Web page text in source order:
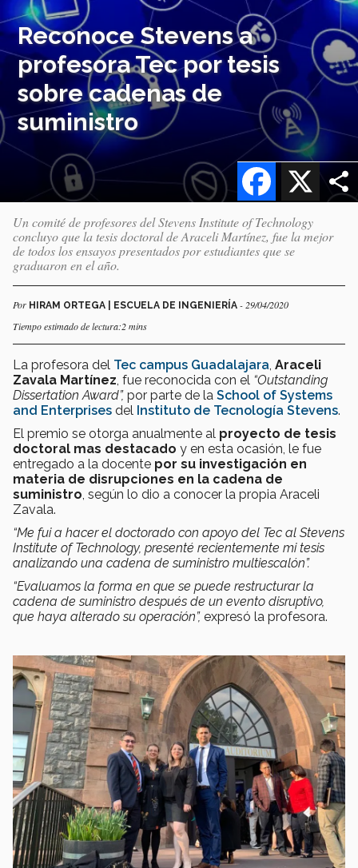
Reconoce Stevens a
profesora Tec por tesis
sobre cadenas de
suministro
X
Facebook
Un comité de profesores del Stevens Institute of Technology
concluyo que la tesis doctoral de Araceli Martínez, fue la mejor
de todos los ensayos presentados por estudiantes que se
graduaron en el año.
Por HIRAM ORTEGA | ESCUELA DE INGENIERÍA - 29/04/2020
Tiempo estimado de lectura:2 mins
La profesora del Tec campus Guadalajara Araceli
Zavala Martínez , fue reconocida con el “Outstanding
Dissertation Award”, por parte de la School of Systems
and Enterprises del Instituto de Tecnología Stevens.
El premio se otorga anualmente al proyecto de tesis
doctoral mas destacado y en esta ocasión, le fue
entregado a la docente por su investigación en
materia de disrupciones en la cadena de
suministro , según lo dio a conocer la propia Araceli
Zavala.
“Me fui a hacer el doctorado con apoyo del Tec al Stevens
Institute of Technology, presenté recientemente mi tesis
analizando una cadena de suministro multiescalón”.
“Evaluamos la forma en que se puede restructurar la
cadena de suministro después de un evento disruptivo,
que haya alterado su operación”, expresó la profesora.